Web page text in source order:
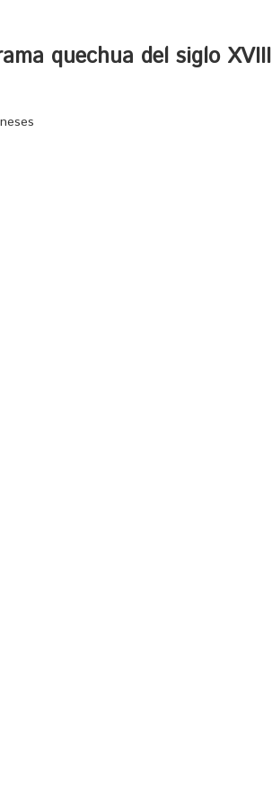
quechua del siglo XVIII